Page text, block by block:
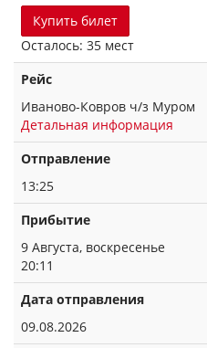
Купить билет
Осталось: 35 мест
Рейс
Иваново-Ковров ч/з Муром
Детальная информация
Отправление
13:25
Прибытие
9 Августа, воскресенье
20:11
Дата отправления
09.08.2026